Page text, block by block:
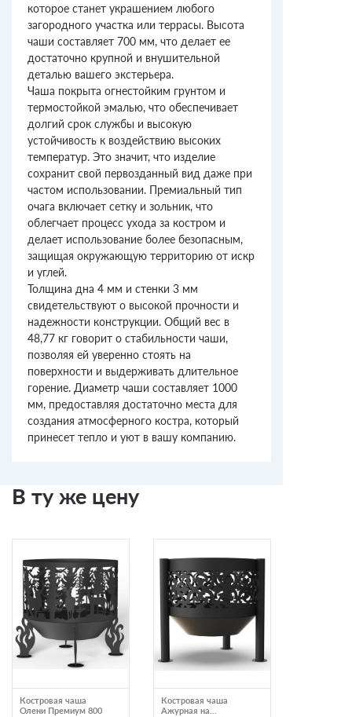
которое станет украшением любого
загородного участка или террасы. Высота
чаши составляет 700 мм, что делает ее
достаточно крупной и внушительной
деталью вашего экстерьера.
Чаша покрыта огнестойким грунтом и
термостойкой эмалью, что обеспечивает
долгий срок службы и высокую
устойчивость к воздействию высоких
температур. Это значит, что изделие
сохранит свой первозданный вид даже при
частом использовании. Премиальный тип
очага включает сетку и зольник, что
облегчает процесс ухода за костром и
делает использование более безопасным,
защищая окружающую территорию от искр
и углей.
Толщина дна 4 мм и стенки 3 мм
свидетельствуют о высокой прочности и
надежности конструкции. Общий вес в
48,77 кг говорит о стабильности чаши,
позволяя ей уверенно стоять на
поверхности и выдерживать длительное
горение. Диаметр чаши составляет 1000
мм, предоставляя достаточно места для
создания атмосферного костра, который
принесет тепло и уют в вашу компанию.
В ту же цену
Костровая чаша
Олени Премиум 800
Костровая чаша
Ажурная на